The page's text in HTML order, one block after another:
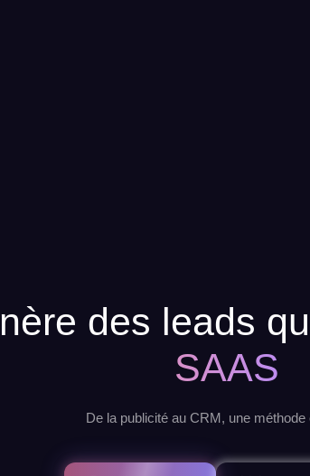
des leads
SAAS
De la publicité au CRM, une méthode